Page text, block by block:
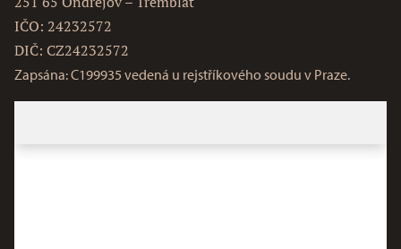
IČO: 24232572
DIČ: CZ24232572
Zapsána: C199935 vedená u rejstříkového soudu v Praze.